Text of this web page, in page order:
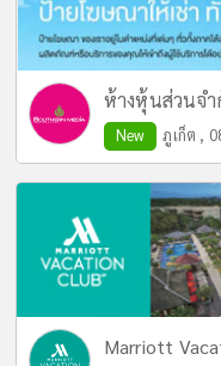
ห้างหุ้นส่วนจำ
New ภูเก็ต ,
Marriott